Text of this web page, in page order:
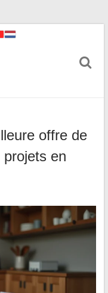
offre de
en